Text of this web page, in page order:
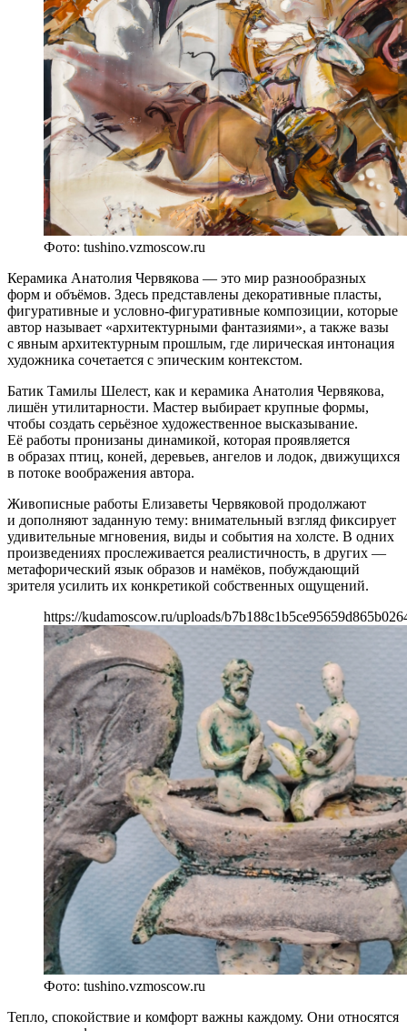
Фото: tushino.vzmoscow.ru
Керамика Анатолия Червякова — это мир разнообразных
форм и объёмов. Здесь представлены декоративные пласты,
фигуративные и условно-фигуративные композиции, которые
автор называет «архитектурными фантазиями», а также вазы
с явным архитектурным прошлым, где лирическая интонация
художника сочетается с эпическим контекстом.
Батик Тамилы Шелест, как и керамика Анатолия Червякова,
лишён утилитарности. Мастер выбирает крупные формы,
чтобы создать серьёзное художественное высказывание.
Её работы пронизаны динамикой, которая проявляется
в образах птиц, коней, деревьев, ангелов и лодок, движущихся
в потоке воображения автора.
Живописные работы Елизаветы Червяковой продолжают
и дополняют заданную тему: внимательный взгляд фиксирует
удивительные мгновения, виды и события на холсте. В одних
произведениях прослеживается реалистичность, в других —
метафорический язык образов и намёков, побуждающий
зрителя усилить их конкретикой собственных ощущений.
https://kudamoscow.ru/uploads/
Фото: tushino.vzmoscow.ru
Тепло, спокойствие и комфорт важны каждому. Они относятся